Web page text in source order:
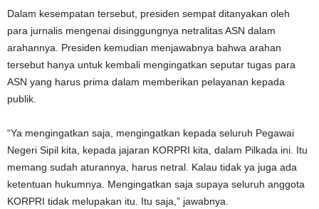
Dalam kesempatan tersebut, presiden sempat ditanyakan oleh
para jurnalis mengenai disinggungnya netralitas ASN dalam
arahannya. Presiden kemudian menjawabnya bahwa arahan
tersebut hanya untuk kembali mengingatkan seputar tugas para
ASN yang harus prima dalam memberikan pelayanan kepada
publik.
“Ya mengingatkan saja, mengingatkan kepada seluruh Pegawai
Negeri Sipil kita, kepada jajaran KORPRI kita, dalam Pilkada ini. Itu
memang sudah aturannya, harus netral. Kalau tidak ya juga ada
ketentuan hukumnya. Mengingatkan saja supaya seluruh anggota
KORPRI tidak melupakan itu. Itu saja,” jawabnya.